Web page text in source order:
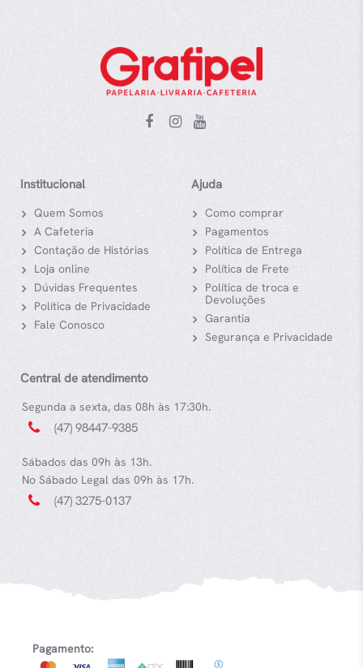
Institucional
Quem Somos
A Cafeteria
Contação de Histórias
Loja online
Dúvidas Frequentes
Política de Privacidade
Fale Conosco
Ajuda
Como comprar
Pagamentos
Política de Entrega
Política de Frete
Política de troca e
Devoluções
Garantia
Segurança e Privacidade
Central de atendimento
Segunda a sexta, das 08h às 17:30h.
(47) 98447-9385
Sábados das 09h às 13h.
No Sábado Legal das 09h às 17h.
(47) 3275-0137
Pagamento: